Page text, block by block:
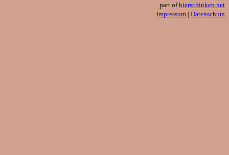
part ofbierschinken.net
Impressum | Datenschutz